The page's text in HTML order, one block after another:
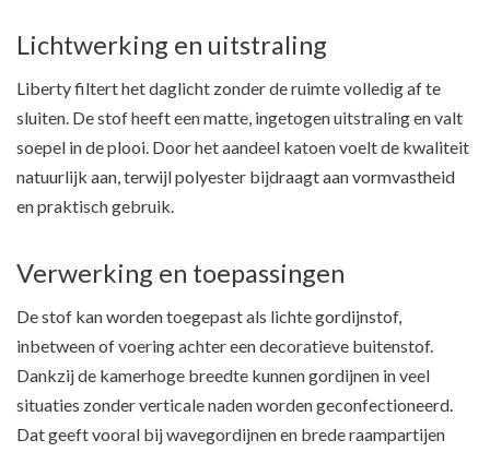
Lichtwerking en uitstraling
Liberty filtert het daglicht zonder de ruimte volledig af te
sluiten. De stof heeft een matte, ingetogen uitstraling en valt
soepel in de plooi. Door het aandeel katoen voelt de kwaliteit
natuurlijk aan, terwijl polyester bijdraagt aan vormvastheid
en praktisch gebruik.
Verwerking en toepassingen
De stof kan worden toegepast als lichte gordijnstof,
inbetween of voering achter een decoratieve buitenstof.
Dankzij de kamerhoge breedte kunnen gordijnen in veel
situaties zonder verticale naden worden geconfectioneerd.
Dat geeft vooral bij wavegordijnen en brede raampartijen